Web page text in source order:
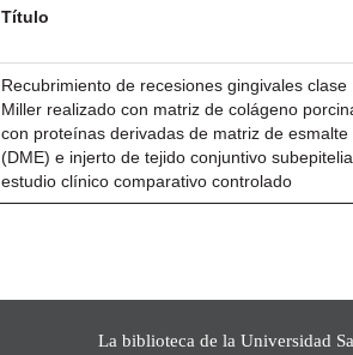
Título
Recubrimiento de recesiones gingivales clase
Miller realizado con matriz de colágeno
con proteínas derivadas de matriz de esmalte
(DME) e injerto de tejido conjuntivo
estudio clínico comparativo controlado
La biblioteca de la Universidad